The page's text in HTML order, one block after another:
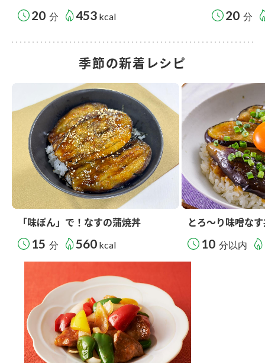
20 分 453 kcal 20 分
季節の新着レシピ
「味ぽん」で！なすの蒲焼丼
15 分 560 kcal
とろ～り味噌な
10 分以内